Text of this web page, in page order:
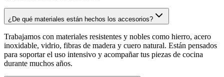
¿De qué materiales están hechos los accesorios?
Trabajamos con materiales resistentes y nobles como hierro, acero
inoxidable, vidrio, fibras de madera y cuero natural. Están pensados
para soportar el uso intensivo y acompañar tus piezas de cocina
durante muchos años.